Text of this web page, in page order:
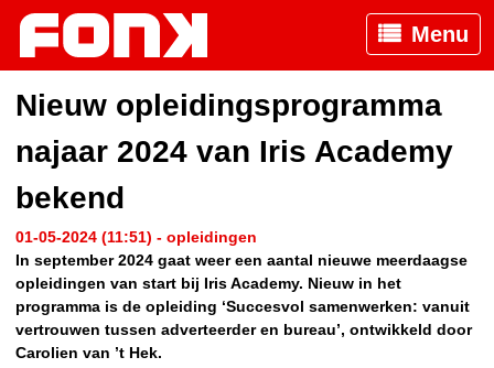
Menu
Nieuw opleidingsprogramma
najaar 2024 van Iris Academy
bekend
01-05-2024 (11:51) - opleidingen
In september 2024 gaat weer een aantal nieuwe meerdaagse
opleidingen van start bij Iris Academy. Nieuw in het
programma is de opleiding ‘Succesvol samenwerken: vanuit
vertrouwen tussen adverteerder en bureau’, ontwikkeld door
Carolien van ’t Hek.